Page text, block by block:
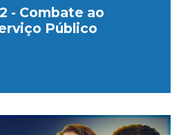
- Combate ao
Público